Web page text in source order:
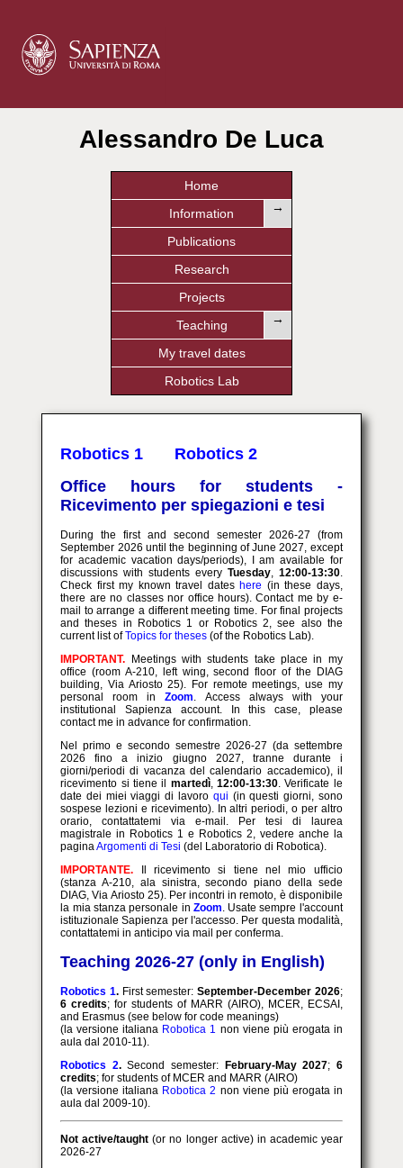
Alessandro De Luca
Home
Information
Publications
Research
Projects
Teaching
My travel dates
Robotics Lab
→
→
Robotics 1
Robotics 2
Office hours for students -
Ricevimento per spiegazioni e tesi
During the first and second semester 2026-27 (from
September 2026 until the beginning of June 2027, except
for academic vacation days/periods), I am available for
discussions with students every Tuesday, 12:00-13:30.
Check first my known travel dates here (in these days,
there are no classes nor office hours). Contact me by e-
mail to arrange a different meeting time. For final projects
and theses in Robotics 1 or Robotics 2, see also the
current list ofTopics for theses (of the Robotics Lab).
IMPORTANT. Meetings with students take place in my
office (room A-210, left wing, second floor of the DIAG
building, Via Ariosto 25). For remote meetings, use my
personal room inZoom. Access always with your
institutional Sapienza account. In this case, please
contact me in advance for confirmation.
Nel primo e secondo semestre 2026-27 (da settembre
2026 fino a inizio giugno 2027, tranne durante i
giorni/periodi di vacanza del calendario accademico), il
ricevimento si tiene il martedì,12:00-13:30. Verificate le
date dei miei viaggi di lavoro qui (in questi giorni, sono
sospese lezioni e ricevimento). In altri periodi, o per altro
orario, contattatemi via e-mail. Per tesi di laurea
magistrale in Robotics 1 e Robotics 2, vedere anche la
paginaArgomenti di Tesi (del Laboratorio di Robotica).
IMPORTANTE. Il ricevimento si tiene nel mio ufficio
(stanza A-210, ala sinistra, secondo piano della sede
DIAG, Via Ariosto 25). Per incontri in remoto, è disponibile
la mia stanza personale in Zoom. Usate sempre l'account
istituzionale Sapienza per l'accesso. Per questa modalità,
contattatemi in anticipo via mail per conferma.
Teaching 2026-27 (only in English)
Robotics 1.First semester:September-December 2026;
6 credits; for students of MARR (AIRO), MCER, ECSAI,
and Erasmus (see below for code meanings)
(la versione italiana Robotica 1 non viene più erogata in
aula dal 2010-11).
Robotics 2.Second semester: February-May 2027; 6
credits; for students of MCER and MARR (AIRO)
(la versione italiana Robotica 2 non viene più erogata in
aula dal 2009-10).
Not active/taught (or no longer active) in academic year
2026-27